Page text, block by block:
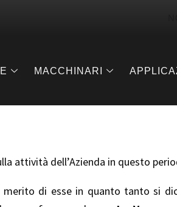
MACCHINARI
attività dell’Azienda in questo
di esse in quanto tanto si